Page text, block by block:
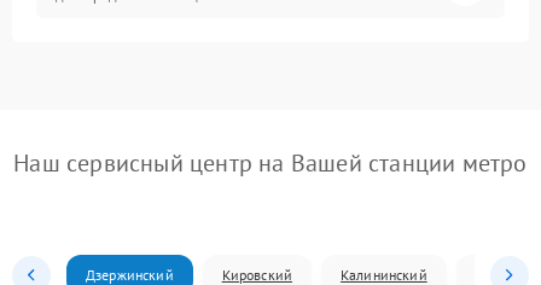
Наш сервисный центр на Вашей станции метро
Дзержинский Кировский Калининский